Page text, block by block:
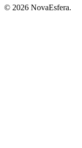
© 2026 NovaEsfera.